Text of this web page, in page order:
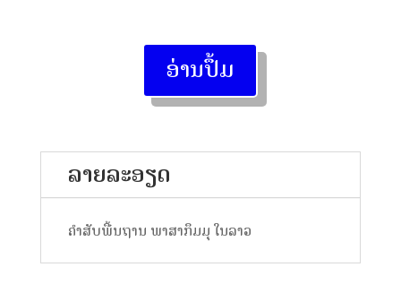
ອ່ານປຶ້ມ
ລາຍລະອຽດ
ຄຳສັບພື້ນຖານ ພາສາກຶມມຸ ໃນລາວ